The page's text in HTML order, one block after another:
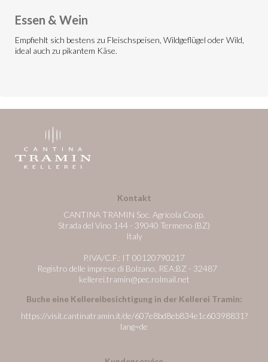
Essen & Wein
Empfiehlt sich bestens zu Fleischspeisen, Wildgeflügel oder Wild,
ideal auch zu pikantem Käse.
Kontakt
CANTINA TRAMIN Soc. Agricola Coop.
Strada del Vino 144 - 39040 Termeno (BZ)
Italy
P.IVA/C.F.: IT 00120790217
Registro delle imprese di Bolzano, REA:BZ - 32487
kellerei.tramin@pec.rolmail.net
Buche eine Kellereibesichtigung in der Kellerei Tramin:
https://visit.cantinatramin.it/de/607e8bd8eb834e1c60398831?
lang=de